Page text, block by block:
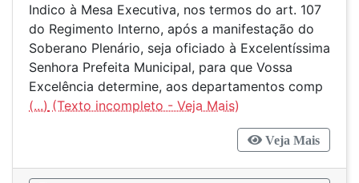
Indico à Mesa Executiva, nos termos do art. 107
do Regimento Interno, após a manifestação do
Soberano Plenário, seja oficiado à Excelentíssima
Senhora Prefeita Municipal, para que Vossa
Excelência determine, aos departamentos comp
(...)
Veja Mais